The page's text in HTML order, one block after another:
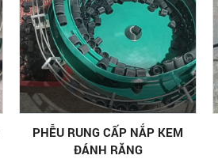
PHỄU RUNG CẤP NẮP KEM
ĐÁNH RĂNG